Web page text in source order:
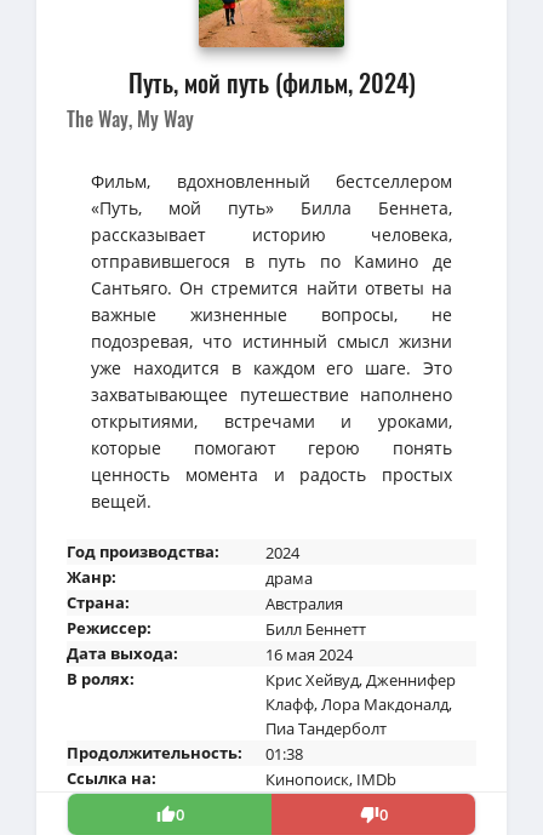
Путь, мой путь (фильм, 2024)
The Way, My Way
Фильм, вдохновленный бестселлером
«Путь, мой путь» Билла Беннета,
рассказывает историю человека,
отправившегося в путь по Камино де
Сантьяго. Он стремится найти ответы на
важные жизненные вопросы, не
подозревая, что истинный смысл жизни
уже находится в каждом его шаге. Это
захватывающее путешествие наполнено
открытиями, встречами и уроками,
которые помогают герою понять
ценность момента и радость простых
вещей.
Год производства:
2024
Жанр:
драма
Страна:
Австралия
Режиссер:
Билл Беннетт
Дата выхода:
16 мая 2024
В ролях:
Крис Хейвуд,Дженнифер
Клафф,Лора Макдоналд,
Пиа Тандерболт
Продолжительность:
01:38
Ссылка на:
Кинопоиск, IMDb
0
0